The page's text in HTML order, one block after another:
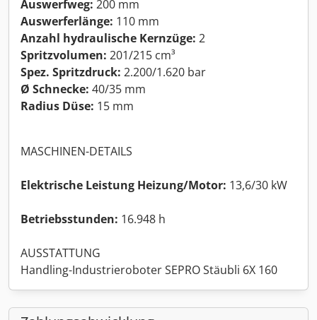
Auswerfweg: 200 mm
Auswerferlänge: 110 mm
Anzahl hydraulische Kernzüge: 2
Spritzvolumen: 201/215 cm³
Spez. Spritzdruck: 2.200/1.620 bar
Ø Schnecke: 40/35 mm
Radius Düse: 15 mm
MASCHINEN-DETAILS
Elektrische Leistung Heizung/Motor: 13,6/30 kW
Betriebsstunden: 16.948 h
AUSSTATTUNG
Handling-Industrieroboter SEPRO Stäubli 6X 160